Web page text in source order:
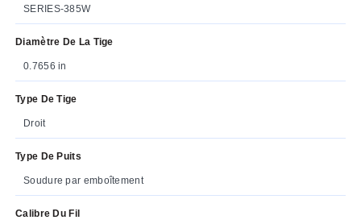
SERIES-385W
Diamètre De La Tige
0.7656 in
Type De Tige
Droit
Type De Puits
Soudure par emboîtement
Calibre Du Fil